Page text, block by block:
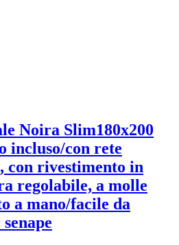
Noira Slim180x200
incluso/con rete
con rivestimento in
regolabile, a molle
a mano/facile da